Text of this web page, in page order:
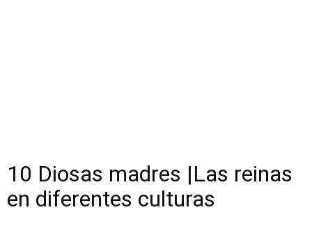
10 Diosas madres |Las reinas
en diferentes culturas